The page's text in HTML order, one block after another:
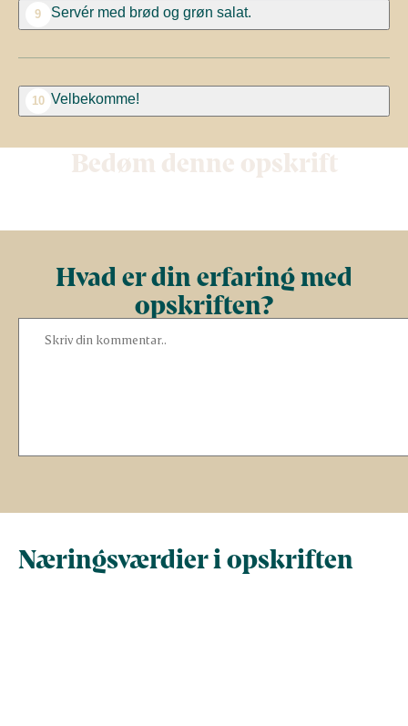
9 Servér med brød og grøn salat.
10 Velbekomme!
Bedøm denne opskrift
Hvad er din erfaring med
opskriften?
Næringsværdier i opskriften